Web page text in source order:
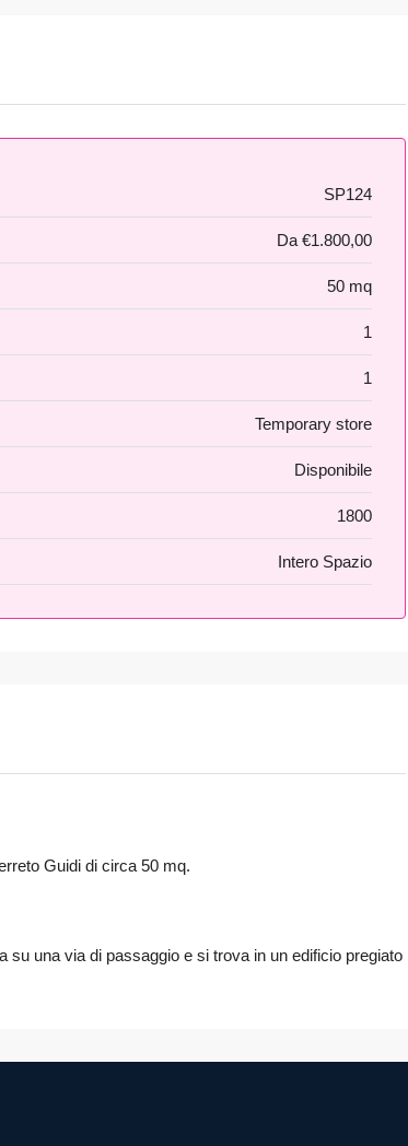
SP124
Da €1.800,00
50 mq
1
1
Temporary store
Disponibile
1800
Intero Spazio
Guidi di circa 50 mq.
su una via di passaggio e si trova in un edificio pregiato